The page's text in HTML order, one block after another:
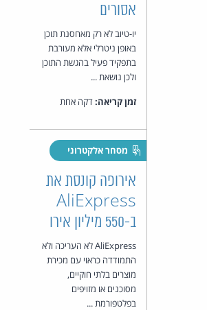
אסורים
יו-טיוב לא רק מאחסנת תוכן
באופן ניטרלי אלא מעורבת
בתפקיד פעיל בהגשת התוכן
ולכן נושאת ...
זמן קריאה:דקה אחת
מסחר אלקטרוני
אירופה קונסת את
AliExpress
ב-550 מיליון אירו
AliExpress לא העריכה ולא
התמודדה כראוי עם מכירת
מוצרים בלתי חוקיים,
מסוכנים או מזויפים
בפלטפורמת ...